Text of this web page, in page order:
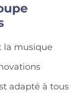
la musique
adapté à tous